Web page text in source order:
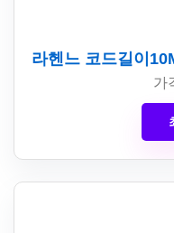
라헨느 코드길이
가